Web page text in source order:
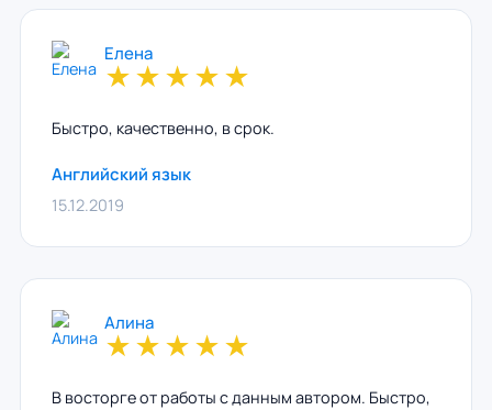
Елена
★★★★★
Быстро, качественно, в срок.
Английский язык
15.12.2019
Алина
★★★★★
В восторге от работы с данным автором. Быстро,